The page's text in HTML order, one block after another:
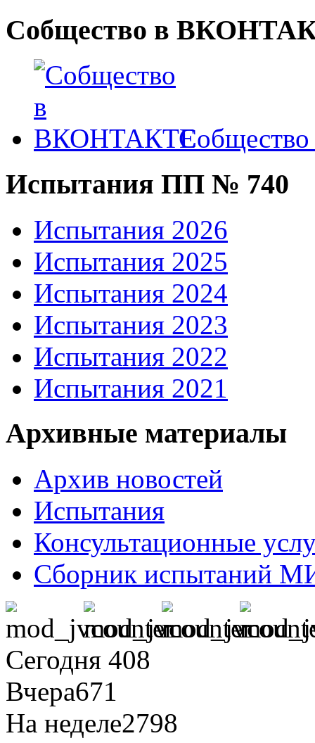
Собщество в
Испытания ПП № 740
Испытания 2026
Испытания 2025
Испытания 2024
Испытания 2023
Испытания 2022
Испытания 2021
Архивные материалы
Архив новостей
Испытания
Консультационные
Сборник испытаний
Сегодня 408
Вчера671
На неделе2798